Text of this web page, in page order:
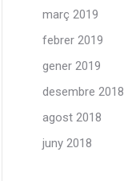
març 2019
febrer 2019
gener 2019
desembre 2018
agost 2018
juny 2018